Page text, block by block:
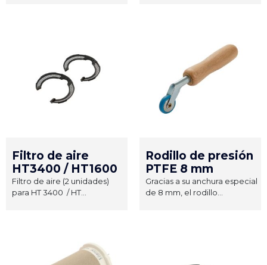
Filtro de aire
HT3400 / HT1600
Filtro de aire (2 unidades)
para HT 3400 / HT...
Rodillo de presión
PTFE 8 mm
Gracias a su anchura especial
de 8 mm, el rodillo...